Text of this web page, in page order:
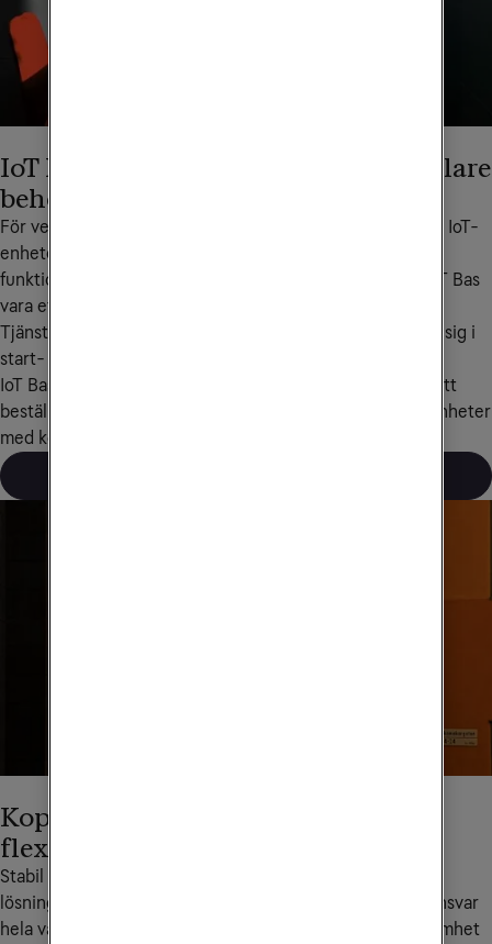
IoT Bas – för verksamheter med enklare
behov
För verksamheter som vill koppla upp ett begränsat antal IoT-
enheter – och inte har behov av den avancerade
funktionalitet vi erbjuder via Tele2 IoT – kan vår tjänst IoT Bas
vara ett kostnadseffektivt alternativ.
Tjänsten kan också vara lämplig för företag som befinner sig i
start- eller testfasen av ett IoT-projekt.
IoT Bas riktar sig främst till företag som vill ha möjlighet att
beställa enskilda abonnemang och kan koppla upp sina enheter
med konventionella SIM-kort.
Koppla upp verksamheten – tryggt,
flexibelt och skalbart
Stabil uppkoppling är grunden för varje framgångsrik IoT-
lösning – och det är här vår expertis gör skillnad. Vi tar ansvar
hela vägen och bygger en lösning som hjälper din verksamhet